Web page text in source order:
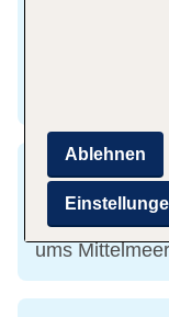
Günstige
Buche
ums Mittelmeer
Ablehnen